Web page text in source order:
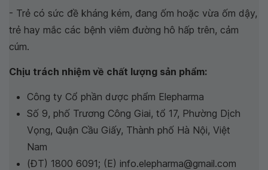
- Trẻ có sức đề kháng kém, đang ốm hoặc vừa ốm dậy,
trẻ hay mắc các bệnh viêm đường hô hấp trên, cảm
cúm.
Chịu trách nhiệm về chất lượng sản phẩm:
Công ty Cổ phần dược phẩm Elepharma
Số 9, phố Trương Công Giai, tổ 17, Phường Dịch
Vọng, Quận Cầu Giấy, Thành phố Hà Nội, Việt
Nam
(ĐT) 1800 6091; (E) info.elepharma@gmail.com